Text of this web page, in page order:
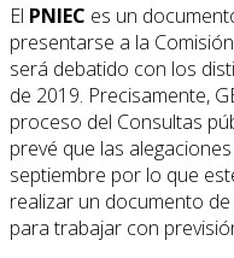
El PNIEC es un
presentarse a la
será debatido con los
de 2019. Precisamente,
proceso del Consultas
prevé que las
septiembre por lo que
realizar un documento
para trabajar con